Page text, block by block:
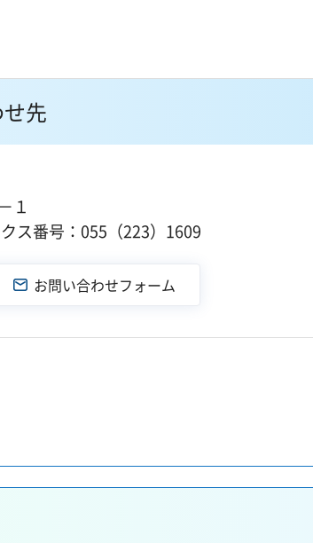
先
１
ス番号：055（223）1609